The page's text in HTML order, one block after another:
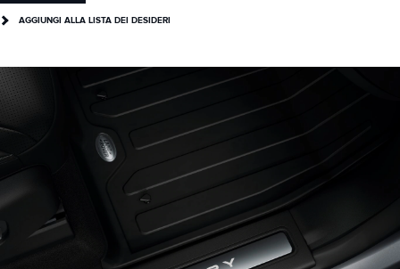
AGGIUNGI ALLA LISTA DEI DESIDERI